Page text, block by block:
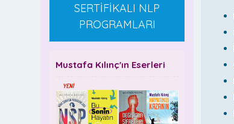
SERTİFİKALI NLP
PROGRAMLARI
Mustafa Kılınç'ın Eserleri